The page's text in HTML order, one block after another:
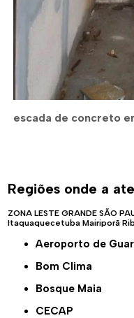
escada de concreto
Regiões onde a
ZONA LESTE GRANDE SÃO
Itaquaquecetuba Mairiporã
Aeroporto de
Bom Clima
Bosque Maia
CECAP